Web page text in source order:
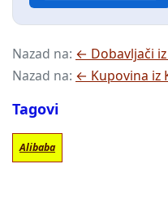
Nazad na: ← Dobavljači iz
Nazad na: ← Kupovina iz
Tagovi
Alibaba